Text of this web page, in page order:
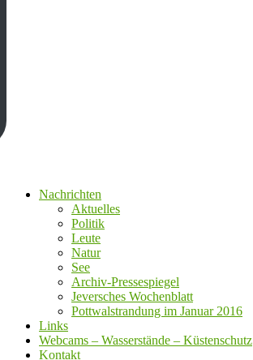
Nachrichten
Aktuelles
Politik
Leute
Natur
See
Archiv-Pressespiegel
Jeversches Wochenblatt
Pottwalstrandung im Januar 2016
Links
Webcams – Wasserstände – Küstenschutz
Kontakt